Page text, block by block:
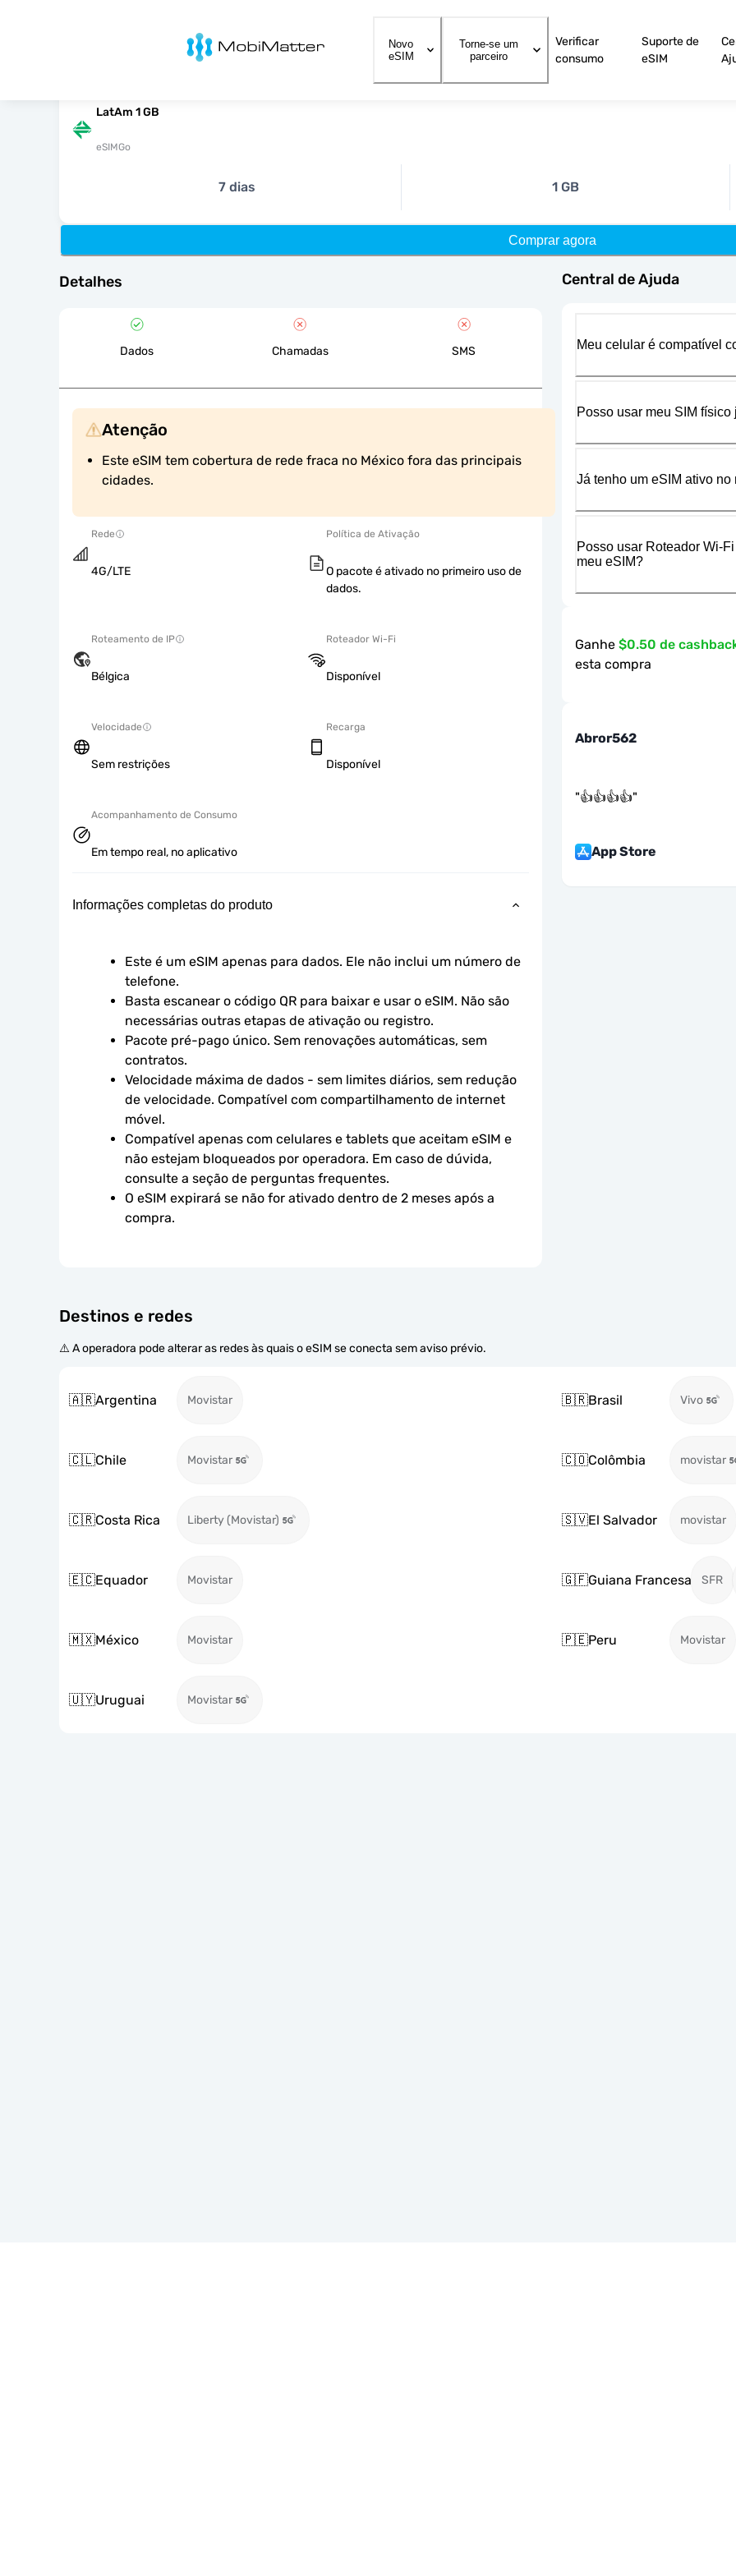
MobiMatter
Novo
eSIM
Torne-se um
parceiro
Verificar
consumo
Suporte de
eSIM
LatAm 1 GB
eSIMGo
7 dias 1 GB
Comprar agora
Detalhes
Dados Chamadas SMS
Atenção
Este eSIM tem cobertura de rede fraca no México fora das principais
cidades.
Rede
4G/LTE
Política de Ativação
O pacote é ativado no primeiro uso de
dados.
Roteamento de IP
Bélgica
Roteador Wi-Fi
Disponível
Velocidade
Sem restrições
Recarga
Disponível
Acompanhamento de Consumo
Em tempo real, no aplicativo
Informações completas do produto
Este é um eSIM apenas para dados. Ele não inclui um número de
telefone.
Basta escanear o código QR para baixar e usar o eSIM. Não são
necessárias outras etapas de ativação ou registro.
Pacote pré-pago único. Sem renovações automáticas, sem
contratos.
Velocidade máxima de dados - sem limites diários, sem redução
de velocidade. Compatível com compartilhamento de internet
móvel.
Compatível apenas com celulares e tablets que aceitam eSIM e
não estejam bloqueados por operadora. Em caso de dúvida,
consulte a seção de perguntas frequentes.
O eSIM expirará se não for ativado dentro de 2 meses após a
compra.
Destinos e redes
⚠️ A operadora pode alterar as redes às quais o eSIM se conecta sem aviso prévio.
🇦🇷Argentina Movistar 🇧🇷Brasil Vivo
🇨🇱Chile Movistar 🇨🇴Colômbia movistar
🇨🇷Costa Rica Liberty (Movistar) 🇸🇻El Salvador movistar
🇪🇨Equador Movistar 🇬🇫Guiana Francesa SFR
🇲🇽México Movistar 🇵🇪Peru Movistar
🇺🇾Uruguai Movistar
Central de Ajuda
Meu celular é compatível
Posso usar meu SIM
Já tenho um eSIM ativo
Posso usar Roteador Wi-
meu eSIM?
Ganhe $0.50 de
esta compra
Abror562
"👍👍👍👍"
App Store